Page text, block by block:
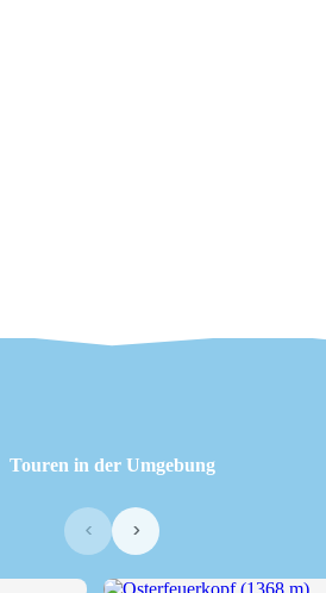
Touren in der Umgebung
‹ ›